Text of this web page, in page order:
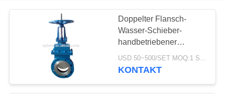
PRODUKTE
Doppelter Flansch-
Wasser-Schieber-
handbetriebener
Edelstahl-Messer-
Schieber
USD 50~500/SET MOQ:1 Satz
KONTAKT